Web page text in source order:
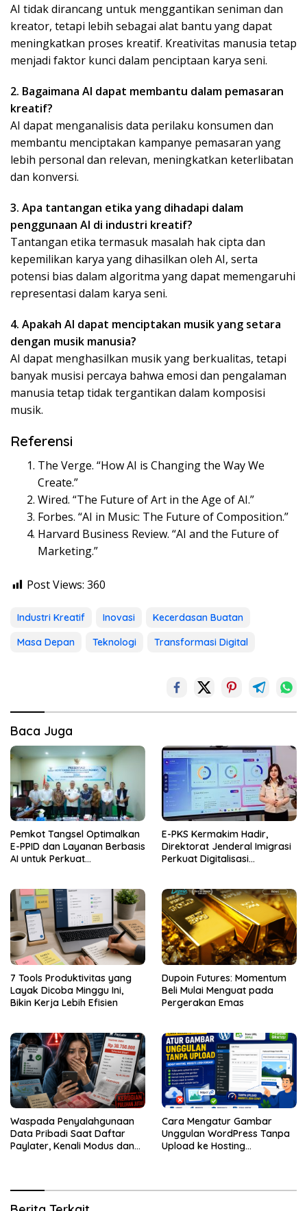
AI tidak dirancang untuk menggantikan seniman dan
kreator, tetapi lebih sebagai alat bantu yang dapat
meningkatkan proses kreatif. Kreativitas manusia tetap
menjadi faktor kunci dalam penciptaan karya seni.
2. Bagaimana AI dapat membantu dalam pemasaran
kreatif?
AI dapat menganalisis data perilaku konsumen dan
membantu menciptakan kampanye pemasaran yang
lebih personal dan relevan, meningkatkan keterlibatan
dan konversi.
3. Apa tantangan etika yang dihadapi dalam
penggunaan AI di industri kreatif?
Tantangan etika termasuk masalah hak cipta dan
kepemilikan karya yang dihasilkan oleh AI, serta
potensi bias dalam algoritma yang dapat memengaruhi
representasi dalam karya seni.
4. Apakah AI dapat menciptakan musik yang setara
dengan musik manusia?
AI dapat menghasilkan musik yang berkualitas, tetapi
banyak musisi percaya bahwa emosi dan pengalaman
manusia tetap tidak tergantikan dalam komposisi
musik.
Referensi
The Verge. “How AI is Changing the Way We
Create.”
Wired. “The Future of Art in the Age of AI.”
Forbes. “AI in Music: The Future of Composition.”
Harvard Business Review. “AI and the Future of
Marketing.”
Post Views: 360
Industri Kreatif Inovasi
Kecerdasan Buatan
Masa Depan
Teknologi Transformasi Digital
Baca Juga
Pemkot Tangsel Optimalkan
E-PPID dan Layanan Berbasis
AI untuk Perkuat
E-PKS Kermakim Hadir,
Direktorat Jenderal Imigrasi
Perkuat Digitalisasi
7 Tools Produktivitas yang
Layak Dicoba Minggu Ini,
Bikin Kerja Lebih Efisien
Dupoin Futures: Momentum
Beli Mulai Menguat pada
Pergerakan Emas
Waspada Penyalahgunaan
Data Pribadi Saat Daftar
Paylater, Kenali Modus dan
Cara Mengatur Gambar
Unggulan WordPress Tanpa
Upload ke Hosting